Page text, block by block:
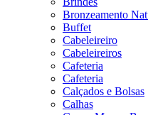
Bronzeamento
Buffet
Cabeleireiro
Cabeleireiros
Cafeteria
Cafeteria
Calçados e Bolsas
Calhas